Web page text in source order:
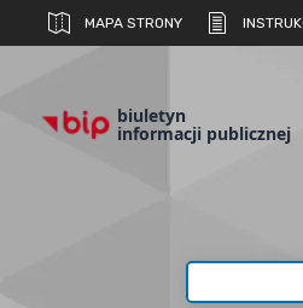
MAPA STRONY
biuletyn
informacji publicznej